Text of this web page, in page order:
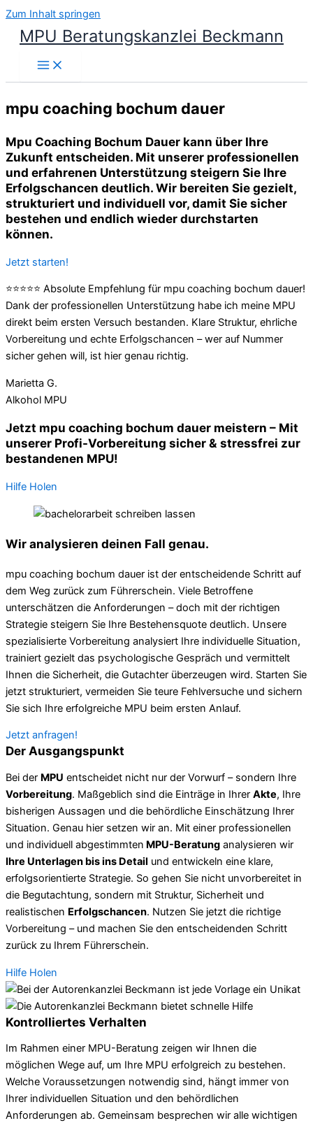
Zum Inhalt springen
MPU Beratungskanzlei Beckmann
mpu coaching bochum dauer
Mpu Coaching Bochum Dauer kann über Ihre
Zukunft entscheiden. Mit unserer professionellen
und erfahrenen Unterstützung steigern Sie Ihre
Erfolgschancen deutlich. Wir bereiten Sie gezielt,
strukturiert und individuell vor, damit Sie sicher
bestehen und endlich wieder durchstarten
können.
Jetzt starten!
⭐⭐⭐⭐⭐ Absolute Empfehlung für mpu coaching bochum dauer!
Dank der professionellen Unterstützung habe ich meine MPU
direkt beim ersten Versuch bestanden. Klare Struktur, ehrliche
Vorbereitung und echte Erfolgschancen – wer auf Nummer
sicher gehen will, ist hier genau richtig.
Marietta G.
Alkohol MPU
Jetzt mpu coaching bochum dauer meistern – Mit
unserer Profi-Vorbereitung sicher & stressfrei zur
bestandenen MPU!
Hilfe Holen
Wir analysieren deinen Fall genau.
mpu coaching bochum dauer ist der entscheidende Schritt auf
dem Weg zurück zum Führerschein. Viele Betroffene
unterschätzen die Anforderungen – doch mit der richtigen
Strategie steigern Sie Ihre Bestehensquote deutlich. Unsere
spezialisierte Vorbereitung analysiert Ihre individuelle Situation,
trainiert gezielt das psychologische Gespräch und vermittelt
Ihnen die Sicherheit, die Gutachter überzeugen wird. Starten Sie
jetzt strukturiert, vermeiden Sie teure Fehlversuche und sichern
Sie sich Ihre erfolgreiche MPU beim ersten Anlauf.
Jetzt anfragen!
Der Ausgangspunkt
Bei der MPU entscheidet nicht nur der Vorwurf – sondern Ihre
Vorbereitung. Maßgeblich sind die Einträge in Ihrer Akte, Ihre
bisherigen Aussagen und die behördliche Einschätzung Ihrer
Situation. Genau hier setzen wir an. Mit einer professionellen
und individuell abgestimmten MPU-Beratung analysieren wir
Ihre Unterlagen bis ins Detail und entwickeln eine klare,
erfolgsorientierte Strategie. So gehen Sie nicht unvorbereitet in
die Begutachtung, sondern mit Struktur, Sicherheit und
realistischen Erfolgschancen. Nutzen Sie jetzt die richtige
Vorbereitung – und machen Sie den entscheidenden Schritt
zurück zu Ihrem Führerschein.
Hilfe Holen
Kontrolliertes Verhalten
Im Rahmen einer MPU-Beratung zeigen wir Ihnen die
möglichen Wege auf, um Ihre MPU erfolgreich zu bestehen.
Welche Voraussetzungen notwendig sind, hängt immer von
Ihrer individuellen Situation und den behördlichen
Anforderungen ab. Gemeinsam besprechen wir alle wichtigen